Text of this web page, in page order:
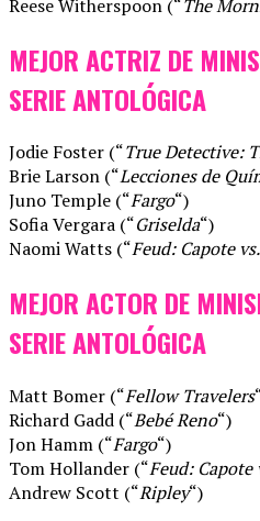
Reese Witherspoon (“The
MEJOR ACTRIZ DE
SERIE ANTOLÓGICA
Jodie Foster (“True Detective:
Brie Larson (“Lecciones de
Juno Temple (“Fargo“)
Sofia Vergara (“Griselda“)
Naomi Watts (“Feud: Capote
MEJOR ACTOR DE
SERIE ANTOLÓGICA
Matt Bomer (“Fellow Travelers
Richard Gadd (“Bebé Reno“)
Jon Hamm (“Fargo“)
Tom Hollander (“Feud: Capote
Andrew Scott (“Ripley“)